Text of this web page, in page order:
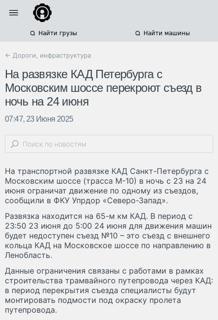
Найти грузы Найти машины
← Дороги, инфраструктура
На развязке КАД Петербурга с
Московским шоссе перекроют съезд в
ночь на 24 июня
07:47, 23 Июня 2025
На транспортной развязке КАД Санкт-Петербурга с
Московским шоссе (трасса М-10) в ночь с 23 на 24
июня ограничат движение по одному из съездов,
сообщили в ФКУ Упрдор «Северо-Запад».
Развязка находится на 65-м км КАД. В период с
23:50 23 июня до 5:00 24 июня для движения машин
будет недоступен съезд №10 – это съезд с внешнего
кольца КАД на Московское шоссе по направлению в
Ленобласть.
Данные ограничения связаны с работами в рамках
строительства трамвайного путепровода через КАД:
в период перекрытия съезда специалисты будут
монтировать подмости под окраску пролета
путепровода.